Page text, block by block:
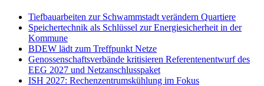
Tiefbauarbeiten zur Schwammstadt verändern Quartiere
Speichertechnik als Schlüssel zur Energiesicherheit in der
Kommune
BDEW lädt zum Treffpunkt Netze
Genossenschaftsverbände kritisieren Referentenentwurf des
EEG 2027 und Netzanschlusspaket
ISH 2027: Rechenzentrumskühlung im Fokus